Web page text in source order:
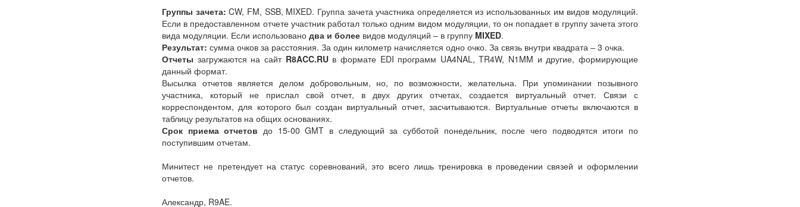
Группы зачета: CW, FM, SSB, MIXED. Группа зачета участника определяется из использованных им видов модуляций.
Если в предоставленном отчете участник работал только одним видом модуляции, то он попадает в группу зачета этого
вида модуляции. Если использовано два и более видов модуляций – в группу MIXED.
Результат: сумма очков за расстояния. За один километр начисляется одно очко. За связь внутри квадрата – 3 очка.
Отчеты загружаются на сайт R8ACC.RUв формате EDI программ UA4NAL, TR4W, N1MM и другие, формирующие
данный формат.
Высылка отчетов является делом добровольным, но, по возможности, желательна. При упоминании позывного
участника, который не прислал свой отчет, в двух других отчетах, создается виртуальный отчет. Связи с
корреспондентом, для которого был создан виртуальный отчет, засчитываются. Виртуальные отчеты включаются в
таблицу результатов на общих основаниях.
Срок приема отчетов до 15-00 GMT в следующий за субботой понедельник, после чего подводятся итоги по
поступившим отчетам.
Минитест не претендует на статус соревнований, это всего лишь тренировка в проведении связей и оформлении
отчетов.
Александр, R9AE.